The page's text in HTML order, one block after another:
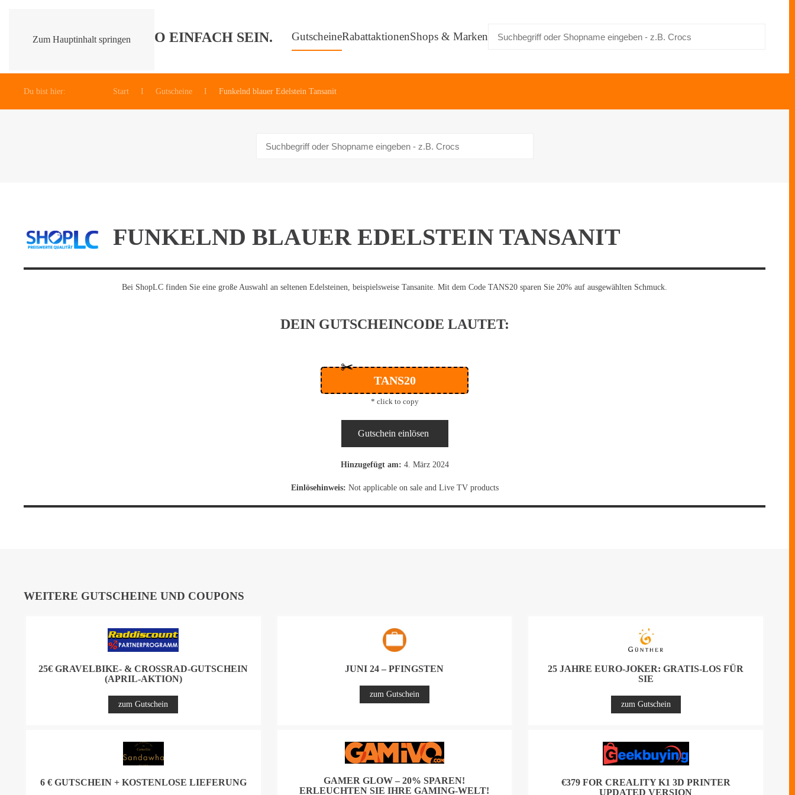
Zum Hauptinhalt springen GutscheineRabattaktionenShops & Marken
Du bist hier: Start Gutscheine Funkelnd blauer Edelstein Tansanit
FUNKELND BLAUER EDELSTEIN TANSANIT
Bei ShopLC finden Sie eine große Auswahl an seltenen Edelsteinen, beispielsweise Tansanite. Mit dem Code TANS20 sparen Sie 20% auf ausgewählten Schmuck.
DEIN GUTSCHEINCODE LAUTET:
✂
TANS20
* click to copy
Gutschein einlösen
Hinzugefügt am: 4. März 2024
Einlösehinweis: Not applicable on sale and Live TV products
WEITERE GUTSCHEINE UND COUPONS
25€ GRAVELBIKE- & CROSSRAD-GUTSCHEIN
(APRIL-AKTION)
zum Gutschein
JUNI 24 – PFINGSTEN
zum Gutschein
25 JAHRE EURO-JOKER: GRATIS-LOS FÜR
SIE
zum Gutschein
6 € GUTSCHEIN + KOSTENLOSE LIEFERUNG
GAMER GLOW – 20% SPAREN!
ERLEUCHTEN SIE IHRE GAMING-WELT!
€379 FOR CREALITY K1 3D PRINTER
UPDATED VERSION